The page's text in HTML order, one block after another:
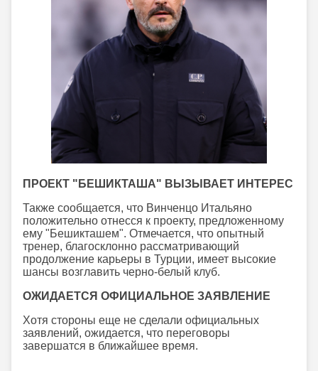
ПРОЕКТ "БЕШИКТАША" ВЫЗЫВАЕТ ИНТЕРЕС
Также сообщается, что Винченцо Итальяно
положительно отнесся к проекту, предложенному
ему "Бешикташем". Отмечается, что опытный
тренер, благосклонно рассматривающий
продолжение карьеры в Турции, имеет высокие
шансы возглавить черно-белый клуб.
ОЖИДАЕТСЯ ОФИЦИАЛЬНОЕ ЗАЯВЛЕНИЕ
Хотя стороны еще не сделали официальных
заявлений, ожидается, что переговоры
завершатся в ближайшее время.